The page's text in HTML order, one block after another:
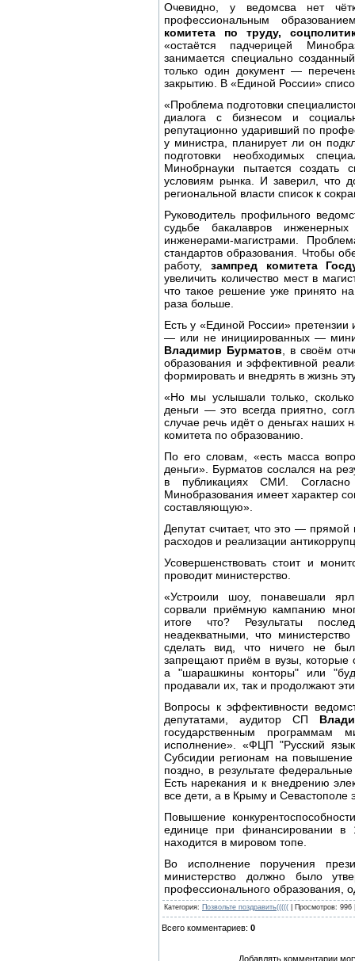
Очевидно, у ведомсва нет
профессиональным
комитета по труду,
«остаётся падчерицей
занимается специально
только один документ —
закрытию. В «Единой России»
«Проблема подготовки
диалога с бизнесом и
репутационно ударивший по
у министра, планирует ли он
подготовки необходимых
Минобрнауки пытается создать
условиям рынка. И заверил, что
региональной власти список к
Руководитель профильного
судьбе бакалавров
инженерами-магистрами.
стандартов образования. Чтобы
работу, зампред комитета
увеличить количество мест в
что такое решение уже принято
раза больше.
Есть у «Единой России»
— или не инициированных —
Владимир Бурматов , в своём
образования и эффективной
формировать и внедрять в жизнь
«Но мы услышали только,
деньги — это всегда приятно,
случае речь идёт о деньгах
комитета по образованию.
По его словам, «есть масса
деньги». Бурматов сослался на
в публикациях СМИ.
Минобразования имеет характер
составляющую».
Депутат считает, что это —
расходов и реализации
Усовершенствовать стоит и
проводит министерство.
«Устроили шоу, понавешали
сорвали приёмную кампанию
итоге что? Результаты
неадекватными, что
сделать вид, что ничего не
запрещают приём в вузы,
а "шарашкины конторы" или
продавали их, так и продолжают
Вопросы к эффективности
депутатами, аудитор СП
государственным программам
исполнение». «ФЦП "Русский
Субсидии регионам на повышение
поздно, в результате
Есть нарекания и к внедрению
все дети, а в Крыму и Севастополе
Повышение
единице при финансировании в
находится в мировом топе.
Во исполнение поручения
министерство должно было
профессионального образования,
Категория: Позвольте поздравить((((( Просмотров: 996
Всего комментариев: 0
Добавлять комментарии